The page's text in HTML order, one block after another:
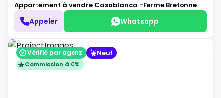
Appartement à vendre Casablanca -Ferme Bretonne
Appeler Whatsapp
Vérifié par agenz Neuf
Commission à 0%